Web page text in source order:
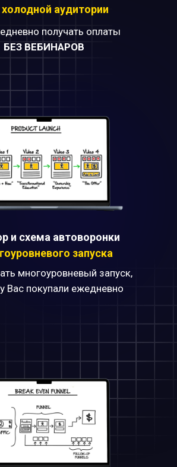
многоуровневый запуск,
Вас покупали ежедневно
получать оплаты
БЕЗ ВЕБИНАРОВ
и схема автоворонки
запуска
аудитории